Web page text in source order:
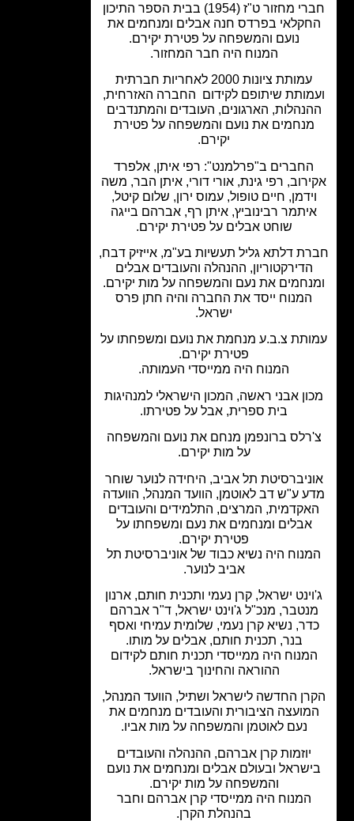
חברי מחזור ט"ז (1954) בבית הספר התיכון
בפרדס חנה אבלים ומנחמים את
נועם והמשפחה על פטירת יקירם.
המנוח היה חבר המחזור.
עמותת ציונות 2000 לאחריות חברתית
שיתופם לקידום החברה האזרחית,
הארגונים, העובדים והמתנדבים
את נועם והמשפחה על פטירת
ב"פרלמנט": רפי איתן, אלפרד
רפי גינת, אורי דורי, איתן הבר, משה
חיים טופול, עמוס ירון, שלום קיטל,
רבינוביץ, איתן רף, אברהם בייגה
שוחט אבלים על פטירת יקירם.
דלתא גליל תעשיות בע"מ, אייזיק דבח,
הדירקטוריון, ההנהלה והעובדים אבלים
את נעם והמשפחה על מות יקירם.
המנוח ייסד את החברה והיה חתן פרס
צ.ב.ע מנחמת את נועם ומשפחתו על
פטירת יקירם.
המנוח היה ממייסדי העמותה.
אבני ראשה, המכון הישראלי למנהיגות
בית ספרית, אבל על פטירתו.
ברונפמן מנחם את נועם והמשפחה
על מות יקירם.
תל אביב, היחידה לנוער שוחר
ע"ש דב לאוטמן, הוועד המנהל, הוועדה
המרצים, התלמידים והעובדים
אבלים ומנחמים את נעם ומשפחתו על
פטירת יקירם.
היה נשיא כבוד של אוניברסיטת תל
אביב לנוער.
ישראל, קרן נעמי ותכנית חותם, ארנון
מנכ"ל ג'וינט ישראל, ד"ר אברהם
נשיא קרן נעמי, שלומית עמיחי ואסף
בנר, תכנית חותם, אבלים על מותו.
היה ממייסדי תכנית חותם לקידום
ההוראה והחינוך בישראל.
החדשה לישראל ושתיל, הוועד המנהל,
הציבורית והעובדים מנחמים את
נעם לאוטמן והמשפחה על מות אביו.
יוזמות קרן אברהם, ההנהלה והעובדים
ובעולם אבלים ומנחמים את נועם
והמשפחה על מות יקירם.
המנוח היה ממייסדי קרן אברהם וחבר
בהנהלת הקרן.